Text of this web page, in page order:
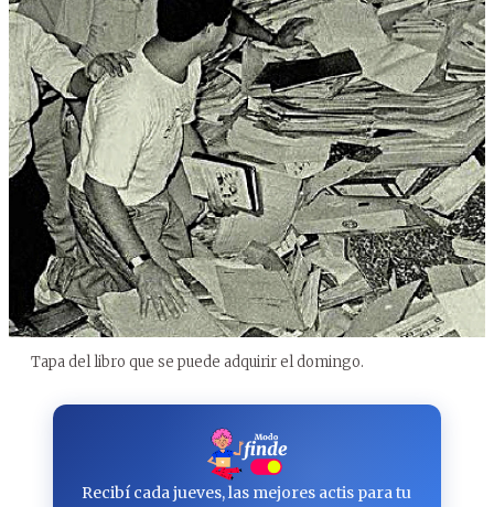
Tapa del libro que se puede adquirir el domingo.
Recibí cada jueves, las mejores actis para tu